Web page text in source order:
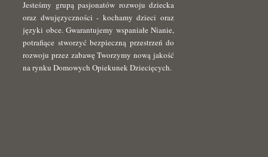
Jesteśmy grupą pasjonatów rozwoju dziecka
oraz dwujęzyczności - kochamy dzieci oraz
języki obce. Gwarantujemy wspaniałe Nianie,
potrafiące stworzyć bezpieczną przestrzeń do
rozwoju przez zabawę Tworzymy nową jakość
na rynku Domowych Opiekunek Dziecięcych.